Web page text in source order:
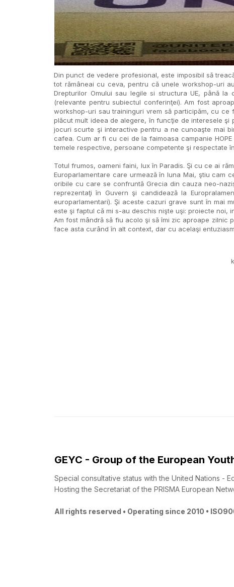
Din punct de vedere profesional, este imposibil să
tot rămâneai cu ceva, pentru că unele workshop-uri
Drepturilor Omului sau legile si structura UE, până
(relevante pentru subiectul conferinţei). Am fost
workshop-uri sau traininguri vrem să participăm, cu ce
plăcut mult ideea de alegere, în funcţie de interesele
jocuri scurte şi interactive pentru a ne cunoaşte mai
cafea. Cum ar fi cu cei de la faimoasa campanie
temele respective, persoane competente şi respectate
Totul frumos, oameni faini, lux în Paradis. Şi cu ce ai
Europarlamentare care urmează în luna Mai, ştiu cam
oribile cu care se confruntă Grecia din cauza neo-
reprezentaţi în Guvern şi candidează la
europarlamentari). Şi aceste cazuri grave sunt în mai
este şi faptul că mi s-au deschis nişte uşi: proiecte noi,
Am fost mândră să fiu acolo şi să îmi zic aproape zilnic
face asta curând în alt context, dar cu acelaşi
GEYC - Group of the European
Special consultative status with the United Nations -
Hosting the Secretariat of the PRISMA European
All rights reserved • Operating since 2010 •